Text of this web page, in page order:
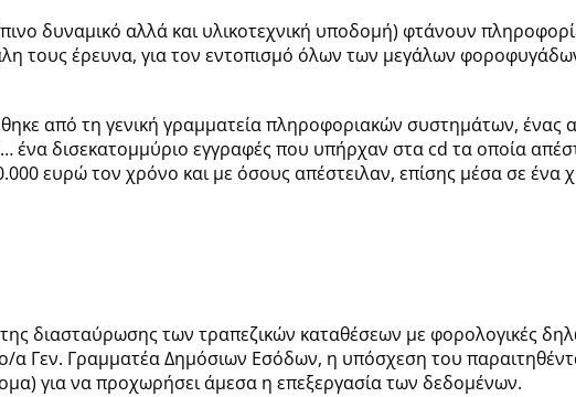
δυναμικό αλλά και υλικοτεχνική υποδομή) φτάνουν
τους έρευνα, για τον εντοπισμό όλων των μεγάλων
από τη γενική γραμματεία πληροφοριακών συστημάτων,
ένα δισεκατομμύριο εγγραφές που υπήρχαν στα cd τα οποία
ευρώ τον χρόνο και με όσους απέστειλαν, επίσης μέσα σε
διασταύρωσης των τραπεζικών καταθέσεων με φορολογικές
α Γεν. Γραμματέα Δημόσιων Εσόδων, η υπόσχεση του
για να προχωρήσει άμεσα η επεξεργασία των δεδομένων.